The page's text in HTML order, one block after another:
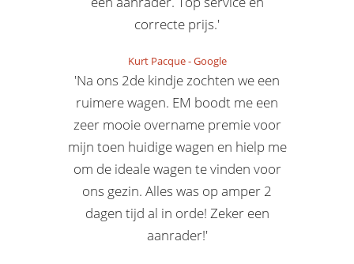
correcte prijs.'
Kurt Pacque-Google
'Na ons 2de kindje zochten we een
ruimere wagen. EM boodt me een
zeer mooie overname premie voor
mijn toen huidige wagen en hielp me
om de ideale wagen te vinden voor
ons gezin. Alles was op amper 2
dagen tijd al in orde! Zeker een
aanrader!'